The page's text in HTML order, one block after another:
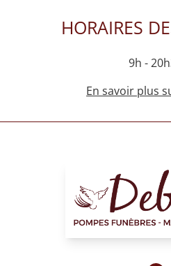
HORAIRES
9h -
En savoir plus